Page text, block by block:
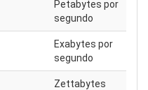
Petabytes por
segundo
Exabytes por
segundo
Zettabytes